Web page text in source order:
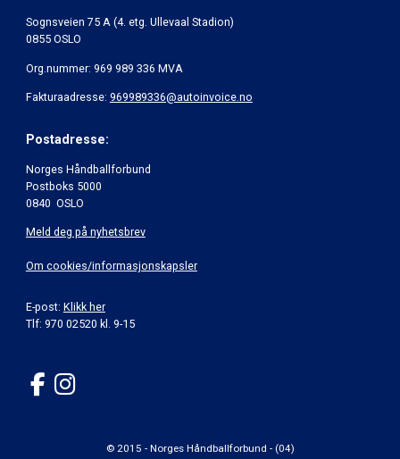
Sognsveien 75 A (4. etg. Ullevaal Stadion)
0855 OSLO
Org.nummer: 969 989 336 MVA
Fakturaadresse: 969989336@autoinvoice.no
Postadresse:
Norges Håndballforbund
Postboks 5000
0840 OSLO
Meld deg på nyhetsbrev
Om cookies/informasjonskapsler
E-post: Klikk her
Tlf: 970 02520 kl. 9-15
© 2015 - Norges Håndballforbund - (04)